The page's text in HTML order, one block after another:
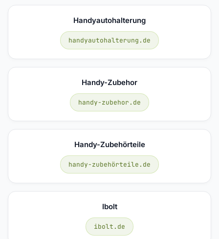
Handyautohalterung
handyautohalterung.de
Handy-Zubehor
handy-zubehor.de
Handy-Zubehörteile
handy-zubehörteile.de
Ibolt
ibolt.de